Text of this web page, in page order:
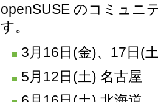
openSUSE のコミュニ
す。
3月16日(金)、17日(
5月12日(土) 名古屋